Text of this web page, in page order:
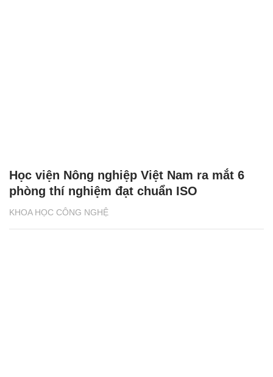
KHOA HỌC CÔNG NGHỆ
Học viện Nông nghiệp Việt Nam ra mắt 6
phòng thí nghiệm đạt chuẩn ISO